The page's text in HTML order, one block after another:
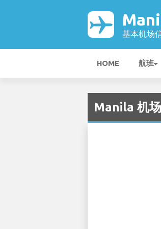
基本机场
HOME 航班
Manila 机